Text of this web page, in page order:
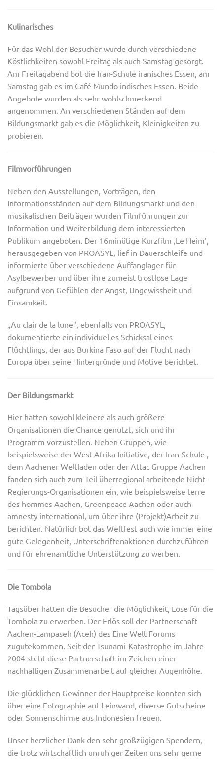
Kulinarisches
Für das Wohl der Besucher wurde durch verschiedene
Köstlichkeiten sowohl Freitag als auch Samstag gesorgt.
Am Freitagabend bot die Iran-Schule iranisches Essen, am
Samstag gab es im Café Mundo indisches Essen. Beide
Angebote wurden als sehr wohlschmeckend
angenommen. An verschiedenen Ständen auf dem
Bildungsmarkt gab es die Möglichkeit, Kleinigkeiten zu
probieren.
Filmvorführungen
Neben den Ausstellungen, Vorträgen, den
Informationsständen auf dem Bildungsmarkt und den
musikalischen Beiträgen wurden Filmführungen zur
Information und Weiterbildung dem interessierten
Publikum angeboten. Der 16minütige Kurzfilm ‚Le Heim’,
herausgegeben von PROASYL, lief in Dauerschleife und
informierte über verschiedene Auffanglager für
Asylbewerber und über ihre zumeist trostlose Lage
aufgrund von Gefühlen der Angst, Ungewissheit und
Einsamkeit.
„Au clair de la lune“, ebenfalls von PROASYL,
dokumentierte ein individuelles Schicksal eines
Flüchtlings, der aus Burkina Faso auf der Flucht nach
Europa über seine Hintergründe und Motive berichtet.
Der Bildungsmarkt
Hier hatten sowohl kleinere als auch größere
Organisationen die Chance genutzt, sich und ihr
Programm vorzustellen. Neben Gruppen, wie
beispielsweise der West Afrika Initiative, der Iran-Schule ,
dem Aachener Weltladen oder der Attac Gruppe Aachen
fanden sich auch zum Teil überregional arbeitende Nicht-
Regierungs-Organisationen ein, wie beispielsweise terre
des hommes Aachen, Greenpeace Aachen oder auch
amnesty international, um über ihre (Projekt)Arbeit zu
berichten. Natürlich bot das Weltfest auch wie immer eine
gute Gelegenheit, Unterschriftenaktionen durchzuführen
und für ehrenamtliche Unterstützung zu werben.
Die Tombola
Tagsüber hatten die Besucher die Möglichkeit, Lose für die
Tombola zu erwerben. Der Erlös soll der Partnerschaft
Aachen-Lampaseh (Aceh) des Eine Welt Forums
zugutekommen. Seit der Tsunami-Katastrophe im Jahre
2004 steht diese Partnerschaft im Zeichen einer
nachhaltigen Zusammenarbeit auf gleicher Augenhöhe.
Die glücklichen Gewinner der Hauptpreise konnten sich
über eine Fotographie auf Leinwand, diverse Gutscheine
oder Sonnenschirme aus Indonesien freuen.
Unser herzlicher Dank den sehr großzügigen Spendern,
die trotz wirtschaftlich unruhiger Zeiten uns sehr gerne